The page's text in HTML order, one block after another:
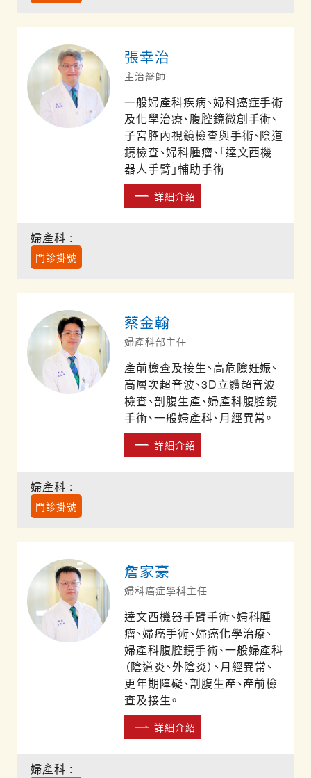
張幸治
主治醫師
一般婦產科疾病、婦科癌症手術
及化學治療、腹腔鏡微創手術、
子宮腔內視鏡檢查與手術、陰道
鏡檢查、婦科腫瘤、「達文西機
器人手臂」輔助手術
詳細介紹
婦產科 :
門診掛號
蔡金翰
婦產科部主任
產前檢查及接生、高危險妊娠、
高層次超音波、3D立體超音波
檢查、剖腹生產、婦產科腹腔鏡
手術、一般婦產科、月經異常。
詳細介紹
婦產科 :
門診掛號
詹家豪
婦科癌症學科主任
達文西機器手臂手術、婦科腫
瘤、婦癌手術、婦癌化學治療、
婦產科腹腔鏡手術、一般婦產科
（陰道炎、外陰炎）、月經異常、
更年期障礙、剖腹生產、產前檢
查及接生。
詳細介紹
婦產科 :